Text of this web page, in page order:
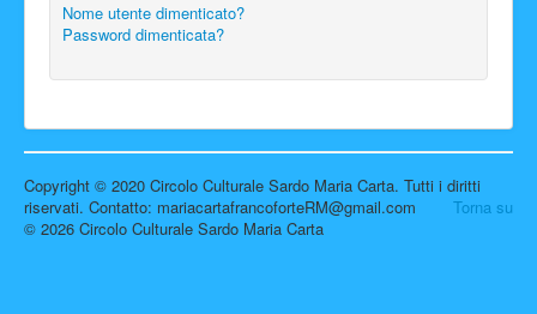
Nome utente dimenticato?
Password dimenticata?
Copyright © 2020 Circolo Culturale Sardo Maria Carta. Tutti i diritti
riservati. Contatto: mariacartafrancoforteRM@gmail.com
Torna su
© 2026 Circolo Culturale Sardo Maria Carta